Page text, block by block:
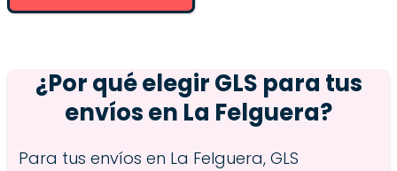
¿Por qué elegir GLS para tus
envíos en La Felguera?
Para tus envíos en La Felguera, GLS